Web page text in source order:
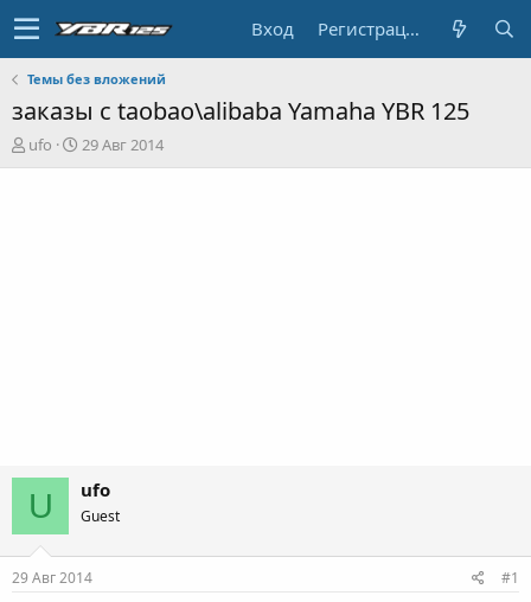
Вход Регистрация
Темы без вложений
заказы с taobao\alibaba Yamaha YBR 125
А
в
ufo
Д
а
29 Авг 2014
U ufo
Guest
29 Авг 2014 #1